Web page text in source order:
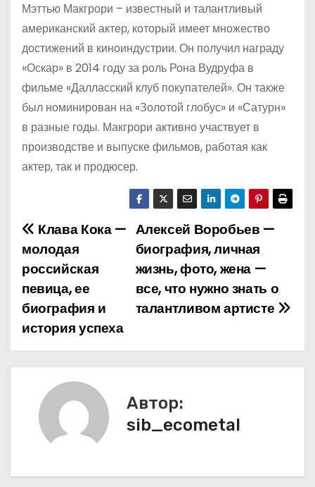
Мэттью Макгрори – известный и талантливый
американский актер, который имеет множество
достижений в киноиндустрии. Он получил награду
«Оскар» в 2014 году за роль Рона Вудруфа в
фильме «Далласский клуб покупателей». Он также
был номинирован на «Золотой глобус» и «Сатурн»
в разные годы. Макгрори активно участвует в
производстве и выпуске фильмов, работая как
актер, так и продюсер.
Н
а
в
и
я
Алексей Воробьев —
биография, личная
жизнь, фото, жена —
все, что нужно знать о
талантливом артисте
Клава Кока —
молодая
российская
певица, ее
биография и
история успеха
Автор:
sib_ecometal